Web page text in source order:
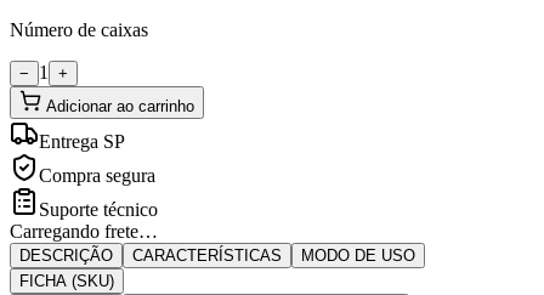
Número de caixas
− 1
+
Adicionar ao carrinho
Entrega SP
Compra segura
Suporte técnico
Carregando frete…
DESCRIÇÃO CARACTERÍSTICAS
MODO DE USO
FICHA (SKU)